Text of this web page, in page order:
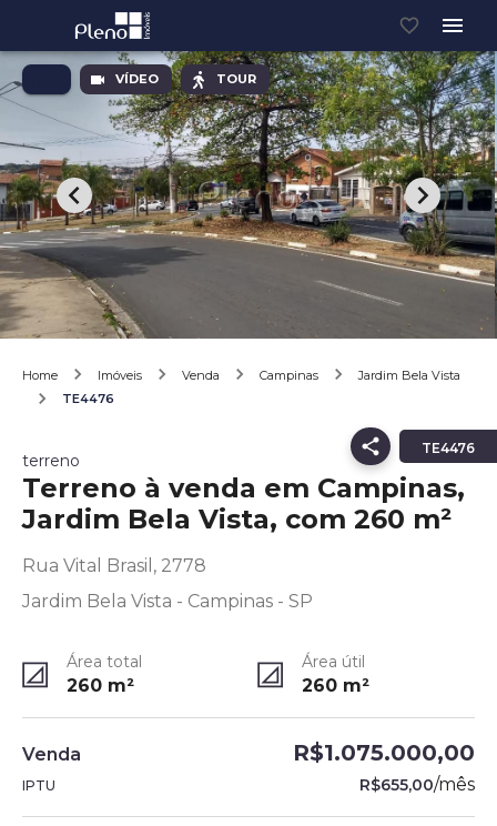
VÍDEO TOUR
Home Imóveis Venda Campinas
Jardim Bela Vista
TE4476
TE4476
terreno
Terreno à venda em Campinas,
Jardim Bela Vista, com 260 m²
Rua Vital Brasil, 2778
Jardim Bela Vista - Campinas - SP
Área total
260 m²
Área útil
260 m²
Venda R$1.075.000,00
IPTU R$655,00/mês